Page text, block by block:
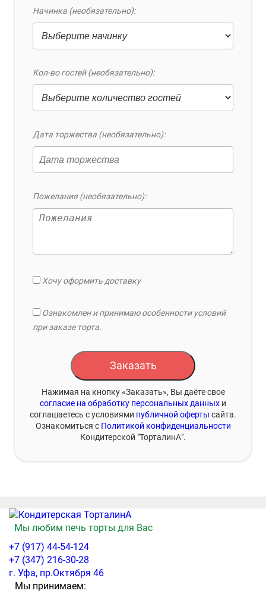
Начинка (необязательно):
Кол-во гостей (необязательно):
Дата торжества (необязательно):
Пожелания (необязательно):
Хочу оформить доставку
Ознакомлен и принимаю особенности условий
при заказе торта.
Заказать
Нажимая на кнопку «Заказать», Вы даёте свое
согласие на обработку персональных данных и
соглашаетесь с условиями публичной оферты сайта.
Ознакомиться с Политикой конфиденциальности
Кондитерской "ТорталинА".
Мы любим печь торты для Вас
+7 (917) 44-54-124
+7 (347) 216-30-28
г. Уфа, пр.Октября 46
Мы принимаем: